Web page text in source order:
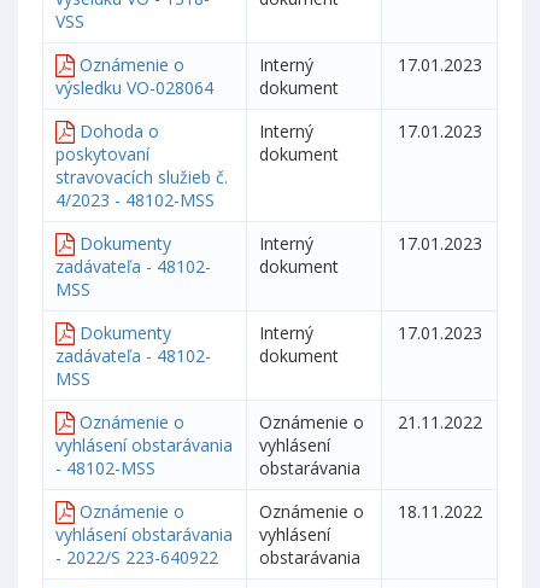
VSS
Oznámenie o
výsledku VO-028064
Interný
dokument
17.01.2023
Dohoda o
poskytovaní
stravovacích služieb č.
4/2023 - 48102-MSS
Interný
dokument
17.01.2023
Dokumenty
zadávateľa - 48102-
MSS
Interný
dokument
17.01.2023
Dokumenty
zadávateľa - 48102-
MSS
Interný
dokument
17.01.2023
Oznámenie o
vyhlásení obstarávania
- 48102-MSS
Oznámenie o
vyhlásení
obstarávania
21.11.2022
Oznámenie o
vyhlásení obstarávania
- 2022/S 223-640922
Oznámenie o
vyhlásení
obstarávania
18.11.2022